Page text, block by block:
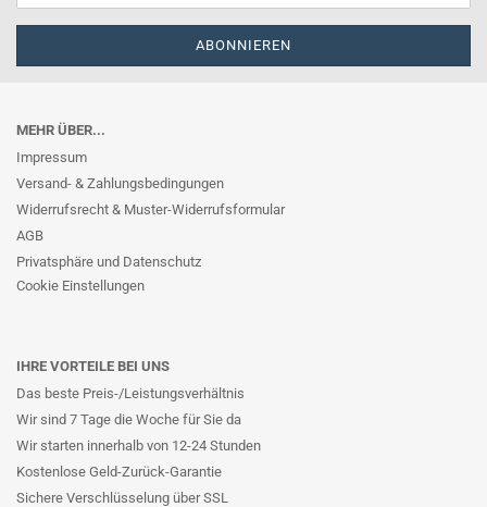
MEHR ÜBER...
Impressum
Versand- & Zahlungsbedingungen
Widerrufsrecht & Muster-Widerrufsformular
AGB
Privatsphäre und Datenschutz
Cookie Einstellungen
IHRE VORTEILE BEI UNS
Das beste Preis-/Leistungsverhältnis
Wir sind 7 Tage die Woche für Sie da
Wir starten innerhalb von 12-24 Stunden
Kostenlose Geld-Zurück-Garantie
Sichere Verschlüsselung über SSL